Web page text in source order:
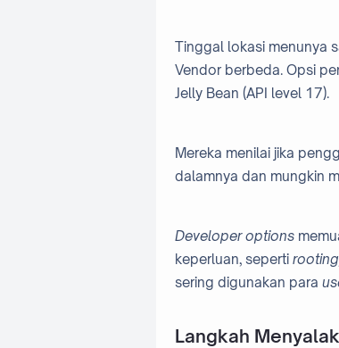
Tinggal lokasi menunya
Vendor berbeda. Opsi
Jelly Bean (API level 17).
Mereka menilai jika
dalamnya dan mungkin
Developer options
keperluan, seperti
sering digunakan para
Langkah